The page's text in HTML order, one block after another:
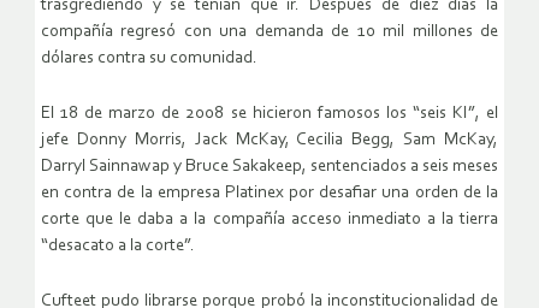
trasgrediendo y se tenían que ir. Después de diez días la
compañía regresó con una demanda de 10 mil millones de
dólares contra su comunidad.
El 18 de marzo de 2008 se hicieron famosos los “seis KI”, el
jefe Donny Morris, Jack McKay, Cecilia Begg, Sam McKay,
Darryl Sainnawap y Bruce Sakakeep, sentenciados a seis meses
en contra de la empresa Platinex por desafiar una orden de la
corte que le daba a la compañía acceso inmediato a la tierra
“desacato a la corte”.
Cufteet pudo librarse porque probó la inconstitucionalidad de